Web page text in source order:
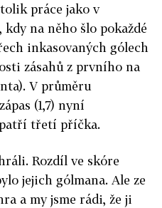
práce jako v
na něho šlo pokaždé
inkasovaných gólech
zásahů z prvního na
V průměru
(1,7) nyní
třetí příčka.
Rozdíl ve skóre
jejich gólmana. Ale ze
a my jsme rádi, že ji